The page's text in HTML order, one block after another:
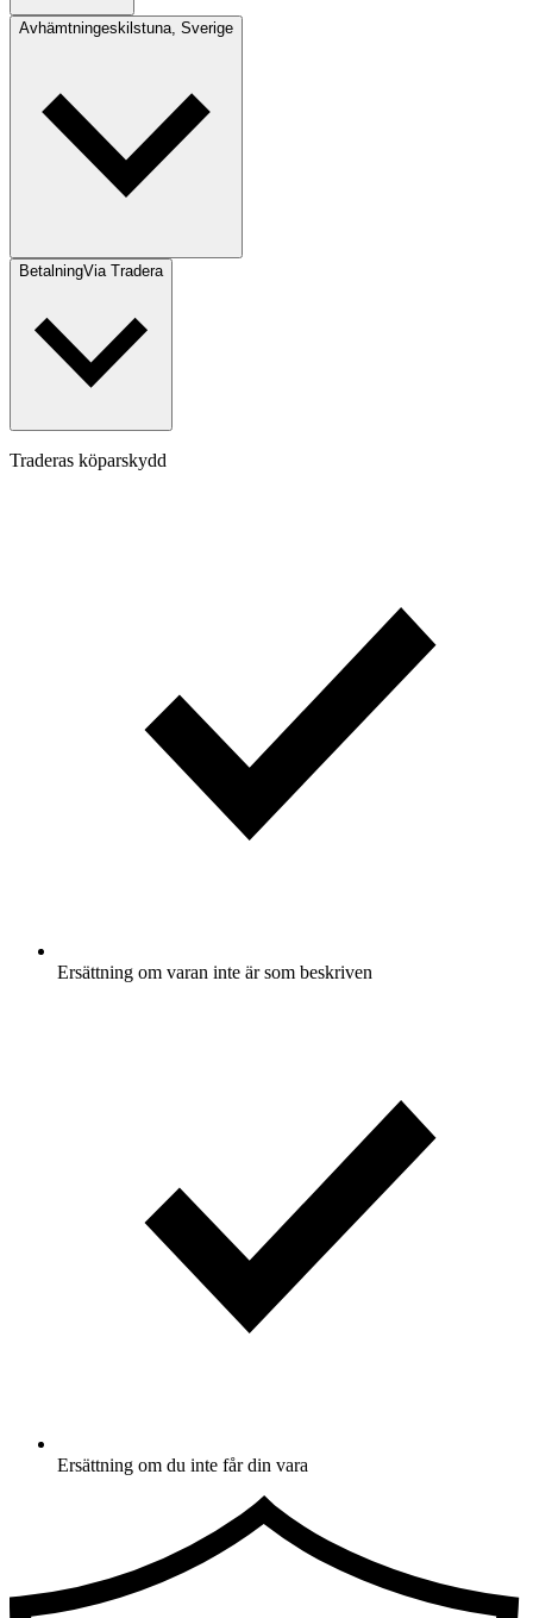
Avhämtningeskilstuna, Sverige
BetalningVia Tradera
Traderas köparskydd
Ersättning om varan inte är som beskriven
Ersättning om du inte får din vara